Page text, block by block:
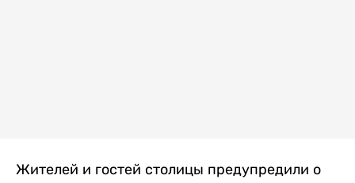
Жителей и гостей столицы предупредили о